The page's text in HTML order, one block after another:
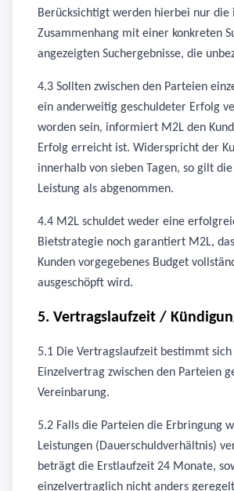
Berücksichtigt werden hierbei nur die
Zusammenhang mit einer konkreten
angezeigten Suchergebnisse, die
4.3 Sollten zwischen den Parteien
ein anderweitig geschuldeter Erfolg
worden sein, informiert M2L den
Erfolg erreicht ist. Widerspricht der
innerhalb von sieben Tagen, so gilt
Leistung als abgenommen.
4.4 M2L schuldet weder eine
Bietstrategie noch garantiert M2L,
Kunden vorgegebenes Budget
ausgeschöpft wird.
5. Vertragslaufzeit /
5.1 Die Vertragslaufzeit bestimmt
Einzelvertrag zwischen den Parteien
Vereinbarung.
5.2 Falls die Parteien die Erbringung
Leistungen (Dauerschuldverhältnis)
beträgt die Erstlaufzeit 24 Monate,
einzelvertraglich nicht anders